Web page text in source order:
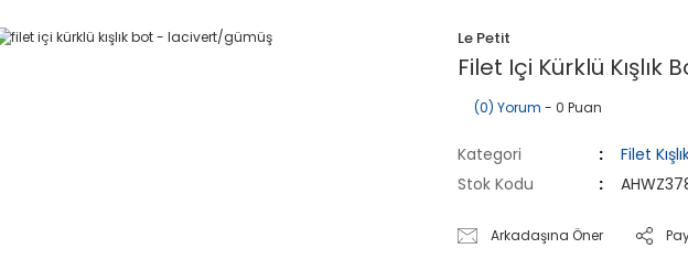
Le Petit
Filet Içi Kürklü
(0) Yorum - 0 Puan
Kategori
Filet
Stok Kodu
Arkadaşına Öner